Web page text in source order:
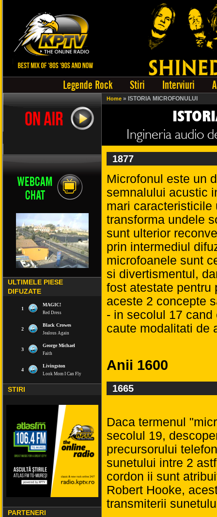
Legende Rock Stiri Interviuri
ULTIMELE PIESE
DIFUZATE
STIRI
PARTENERI
Home » ISTORIA MICROFONULUI
Ingineria audio
1877
Microfonul este un
semnalului acustic
mari
transforma undele
sunt ulterior
prin intermediul
microfoanele sunt
si divertismentul,
fost atestate pentru
aceste 2 concepte
- in secolul 17
caute modalitati de
Anii 1600
1665
Daca termenul
secolul 19,
precursorului
sunetului intre 2
cordon ii sunt
Robert Hooke,
transmiterii